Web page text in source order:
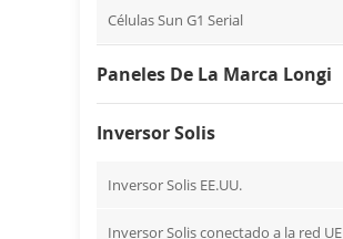
Células Sun G1 Serial
Paneles De La Marca Longi
Inversor Solis
Inversor Solis EE.UU.
Inversor Solis conectado a la red UE